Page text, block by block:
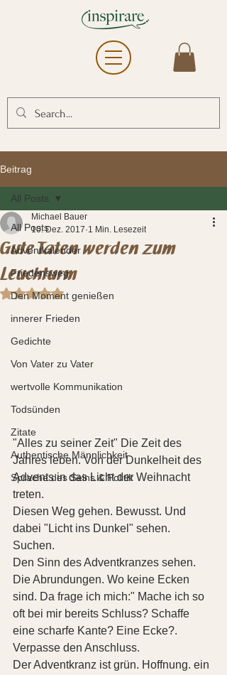
Beitrag
All Posts
Adventkalender
Friedensweg
Den Moment genießen
innerer Frieden
Gedichte
Von Vater zu Vater
wertvolle Kommunikation
Todsünden
Zitate
Authentische Männlichkeit
Sprache des Seins & Politik
All Posts
Gute Taten werden zum
Leuchturm
Michael Bauer
10. Dez. 2017 1 Min. Lesezeit
Mit NaN von 5 Sternen bewertet.
"Alles zu seiner Zeit" Die Zeit des
Jahres leben. Von der Dunkelheit des
Advents in das Licht der Weihnacht
treten.
Diesen Weg gehen. Bewusst. Und
dabei "Licht ins Dunkel" sehen.
Suchen.
Den Sinn des Adventkranzes sehen.
Die Abrundungen. Wo keine Ecken
sind. Da frage ich mich:" Mache ich so
oft bei mir bereits Schluss? Schaffe
eine scharfe Kante? Eine Ecke?.
Verpasse den Anschluss.
Der Adventkranz ist grün. Hoffnung. ein